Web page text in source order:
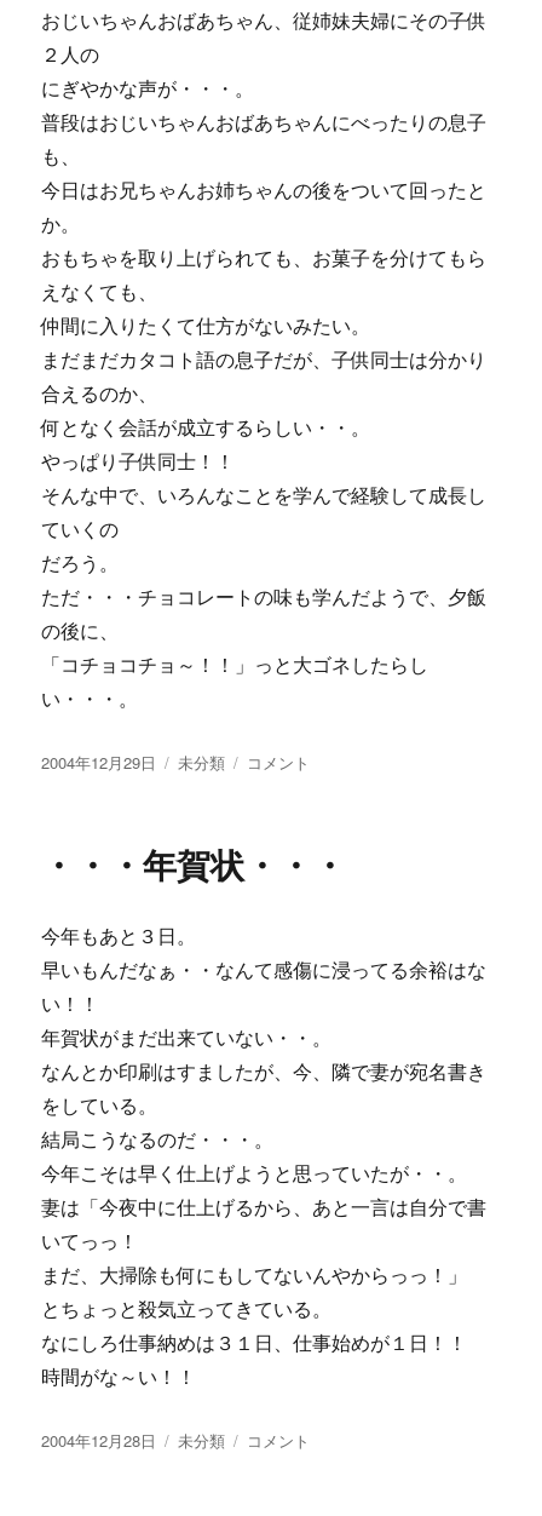
おじいちゃんおばあちゃん、従姉妹夫婦にその子供
２人の
にぎやかな声が・・・。
普段はおじいちゃんおばあちゃんにべったりの息子
も、
今日はお兄ちゃんお姉ちゃんの後をついて回ったと
か。
おもちゃを取り上げられても、お菓子を分けてもら
えなくても、
仲間に入りたくて仕方がないみたい。
まだまだカタコト語の息子だが、子供同士は分かり
合えるのか、
何となく会話が成立するらしい・・。
やっぱり子供同士！！
そんな中で、いろんなことを学んで経験して成長し
ていくの
だろう。
ただ・・・チョコレートの味も学んだようで、夕飯
の後に、
「コチョコチョ～！！」っと大ゴネしたらし
い・・・。
投
2004年12月29日
カ
ー
未分類
や
子
(^^)
コメント
・・・年賀状・・・
今年もあと３日。
早いもんだなぁ・・なんて感傷に浸ってる余裕はな
い！！
年賀状がまだ出来ていない・・。
なんとか印刷はすましたが、今、隣で妻が宛名書き
をしている。
結局こうなるのだ・・・。
今年こそは早く仕上げようと思っていたが・・。
妻は「今夜中に仕上げるから、あと一言は自分で書
いてっっ！
まだ、大掃除も何にもしてないんやからっっ！」
とちょっと殺気立ってきている。
なにしろ仕事納めは３１日、仕事始めが１日！！
時間がな～い！！
投
2004年12月28日
カ
未分類
・・・
コメント